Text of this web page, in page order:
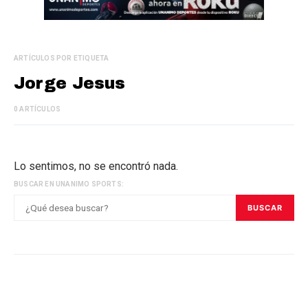
ARTÍCULOS POR ETIQUETA
Jorge Jesus
0 ARTÍCULOS
Lo sentimos, no se encontró nada.
BUSCAR EN UNANIMO SPORTS:
BUSCAR